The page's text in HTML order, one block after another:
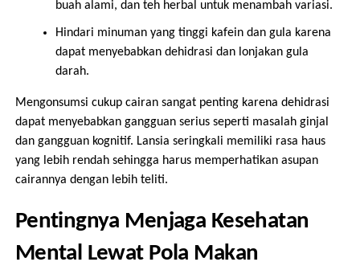
buah alami, dan teh herbal untuk menambah variasi.
Hindari minuman yang tinggi kafein dan gula karena
dapat menyebabkan dehidrasi dan lonjakan gula
darah.
Mengonsumsi cukup cairan sangat penting karena dehidrasi
dapat menyebabkan gangguan serius seperti masalah ginjal
dan gangguan kognitif. Lansia seringkali memiliki rasa haus
yang lebih rendah sehingga harus memperhatikan asupan
cairannya dengan lebih teliti.
Pentingnya Menjaga Kesehatan
Mental Lewat Pola Makan